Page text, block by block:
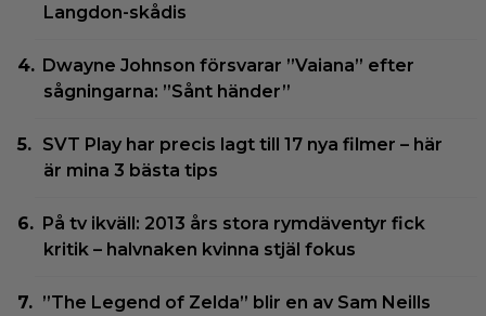
Langdon-skådis
Dwayne Johnson försvarar ”Vaiana” efter
sågningarna: ”Sånt händer”
SVT Play har precis lagt till 17 nya filmer – här
är mina 3 bästa tips
På tv ikväll: 2013 års stora rymdäventyr fick
kritik – halvnaken kvinna stjäl fokus
”The Legend of Zelda” blir en av Sam Neills